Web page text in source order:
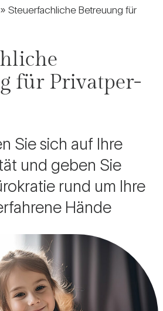
» Steuerfachliche Betreuung für
für Pri­vat­per­
Sie sich auf Ihre
und geben Sie
rund um Ihre
Hände